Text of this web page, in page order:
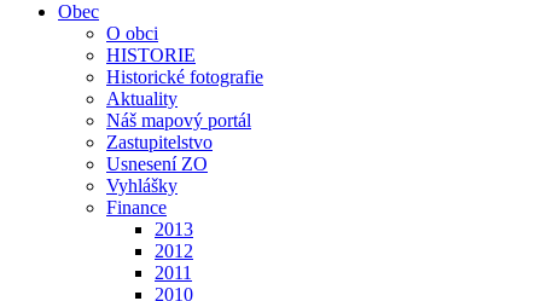
Obec
O obci
HISTORIE
Historické fotografie
Aktuality
Náš mapový portál
Zastupitelstvo
Usnesení ZO
Vyhlášky
Finance
2013
2012
2011
2010